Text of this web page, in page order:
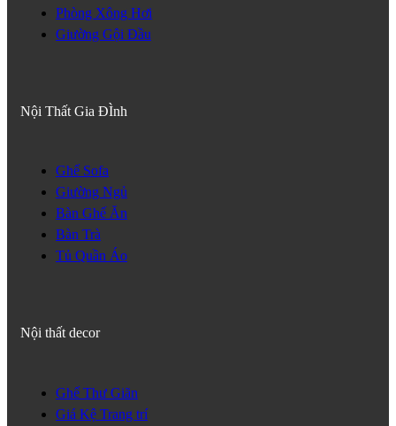
Phòng Xông Hơi
Giường Gội Đầu
Nội Thất Gia ĐÌnh
Ghế Sofa
Giường Ngủ
Bàn Ghế Ăn
Bàn Trà
Tủ Quần Áo
Nội thất decor
Ghế Thư Giãn
Giá Kệ Trang trí